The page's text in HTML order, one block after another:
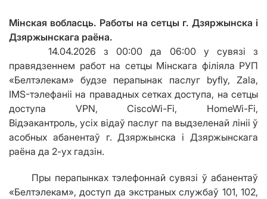
Мінская вобласць. Работы на сетцы г. Дзяржынска і
Дзяржынскага раёна.
14.04.2026 з 00:00 да 06:00 у сувязі з
правядзеннем работ на сетцы Мінскага філіяла РУП
«Белтэлекам» будзе перапынак паслуг byfly, Zala,
IMS-тэлефаніі на правадных сетках доступа, на сетцы
доступа VPN,CiscoWi-Fi, HomeWi-Fi,
Відэакантроль, усіх відаў паслуг па выдзеленай лініі ў
асобных абанентаў г. Дзяржынска і Дзяржынскага
раёна да 2-ух гадзін.
Пры перапынках тэлефоннай сувязі ў абанентаў
«Белтэлекам», доступ да экстраных службаў 101, 102,